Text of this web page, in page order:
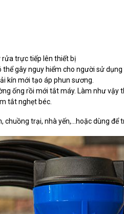
rửa trực tiếp lên thiết bị
gây nguy hiểm cho người sử
kín mới tạo áp phun sương.
ống rồi mới tắt máy. Làm như vậy
tắt nghẹt béc.
trại, nhà yến,...hoặc dùng để